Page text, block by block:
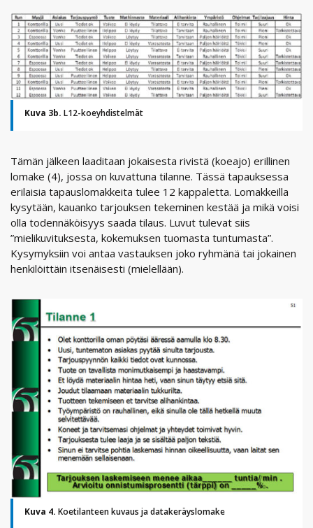
Kuva 3b. L12-koeyhdistelmät
Tämän jälkeen laaditaan jokaisesta rivistä (koeajo) erillinen
lomake (4), jossa on kuvattuna tilanne. Tässä tapauksessa
erilaisia tapauslomakkeita tulee 12 kappaletta. Lomakkeilla
kysytään, kauanko tarjouksen tekeminen kestää ja mikä voisi
olla todennäköisyys saada tilaus. Luvut tulevat siis
”mielikuvituksesta, kokemuksen tuomasta tuntumasta”.
Kysymyksiin voi antaa vastauksen joko ryhmänä tai jokainen
henkilöittäin itsenäisesti (mielellään).
Kuva 4. Koetilanteen kuvaus ja datakeräyslomake